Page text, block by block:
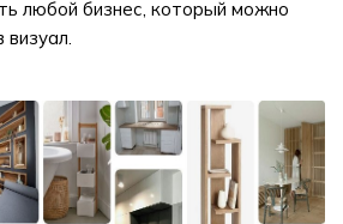
любой бизнес, который можно
визуал.